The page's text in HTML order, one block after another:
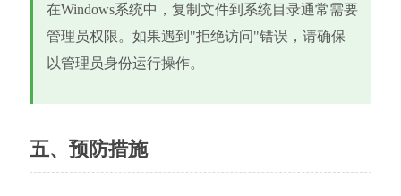
在Windows系统中，复制文件到系统目录通常需要
管理员权限。如果遇到"拒绝访问"错误，请确保
以管理员身份运行操作。
五、预防措施